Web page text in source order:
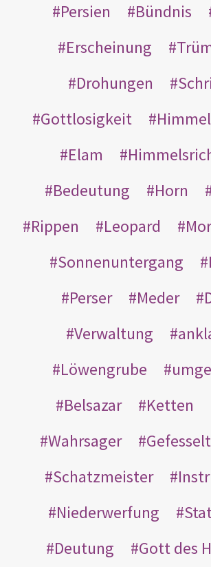
Persien
Bündnis
Erscheinung
Drohungen
Gottlosigkeit
Elam
Bedeutung
Horn
Rippen
Leopard
Sonnenuntergang
Perser
Meder
Verwaltung
Löwengrube
Belsazar
Ketten
Wahrsager
Gefesselt
Schatzmeister
Niederwerfung
Deutung
Gott des